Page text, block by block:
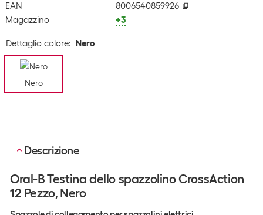
EAN
8006540859926
Magazzino
+3
Dettaglio colore: Nero
Nero
Descrizione
Oral-B Testina dello spazzolino CrossAction
12 Pezzo, Nero